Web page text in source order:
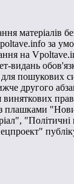
матеріалів
за
на
видань
пошукових
другого
прав
плашками